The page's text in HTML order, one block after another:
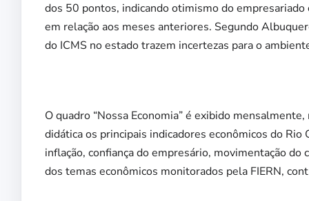
dos 50 pontos, indicando otimismo do
em relação aos meses anteriores. Segundo
do ICMS no estado trazem incertezas para o
O quadro “Nossa Economia” é exibido
didática os principais indicadores econômicos do
inflação, confiança do empresário, movimentação
dos temas econômicos monitorados pela FIERN,